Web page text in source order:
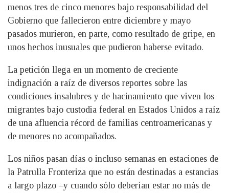
menos tres de cinco menores bajo responsabilidad del
Gobierno que fallecieron entre diciembre y mayo
pasados murieron, en parte, como resultado de gripe, en
unos hechos inusuales que pudieron haberse evitado.
La petición llega en un momento de creciente
indignación a raíz de diversos reportes sobre las
condiciones insalubres y de hacinamiento que viven los
migrantes bajo custodia federal en Estados Unidos a raíz
de una afluencia récord de familias centroamericanas y
de menores no acompañados.
Los niños pasan días o incluso semanas en estaciones de
la Patrulla Fronteriza que no están destinadas a estancias
a largo plazo –y cuando sólo deberían estar no más de